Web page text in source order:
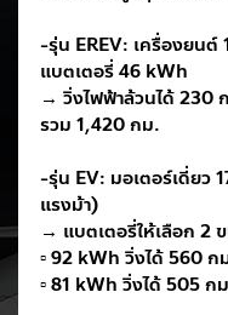
-รุ่น EREV: เครื่องยนต์
แบตเตอรี่ 46 kWh
→ วิ่งไฟฟ้าล้วนได้ 230
รวม 1,420 กม.
-รุ่น EV: มอเตอร์เดี่ยว
แรงม้า)
→ แบตเตอรี่ให้เลือก 2
▫️ 92 kWh วิ่งได้ 560 ก
▫️ 81 kWh วิ่งได้ 505 ก